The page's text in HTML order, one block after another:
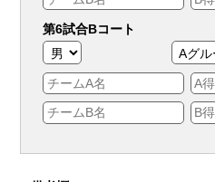
第6試合Bコート